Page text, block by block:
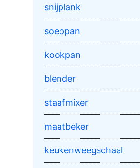
snijplank
soeppan
kookpan
blender
staafmixer
maatbeker
keukenweegschaal